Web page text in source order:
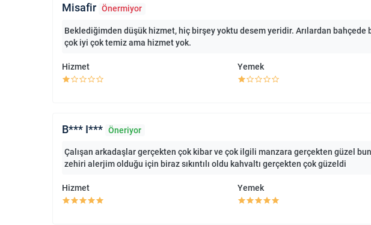
Misafir Önermiyor
Beklediğimden düşük hizmet, hiç birşey yoktu desem yeridir. Arılardan bahçede
çok iyi çok temiz ama hizmet yok.
Hizmet Yemek
B*** I*** Öneriyor
Çalışan arkadaşlar gerçekten çok kibar ve çok ilgili manzara gerçekten güzel
zehiri alerjim olduğu için biraz sıkıntılı oldu kahvaltı gerçekten çok güzeldi
Hizmet Yemek